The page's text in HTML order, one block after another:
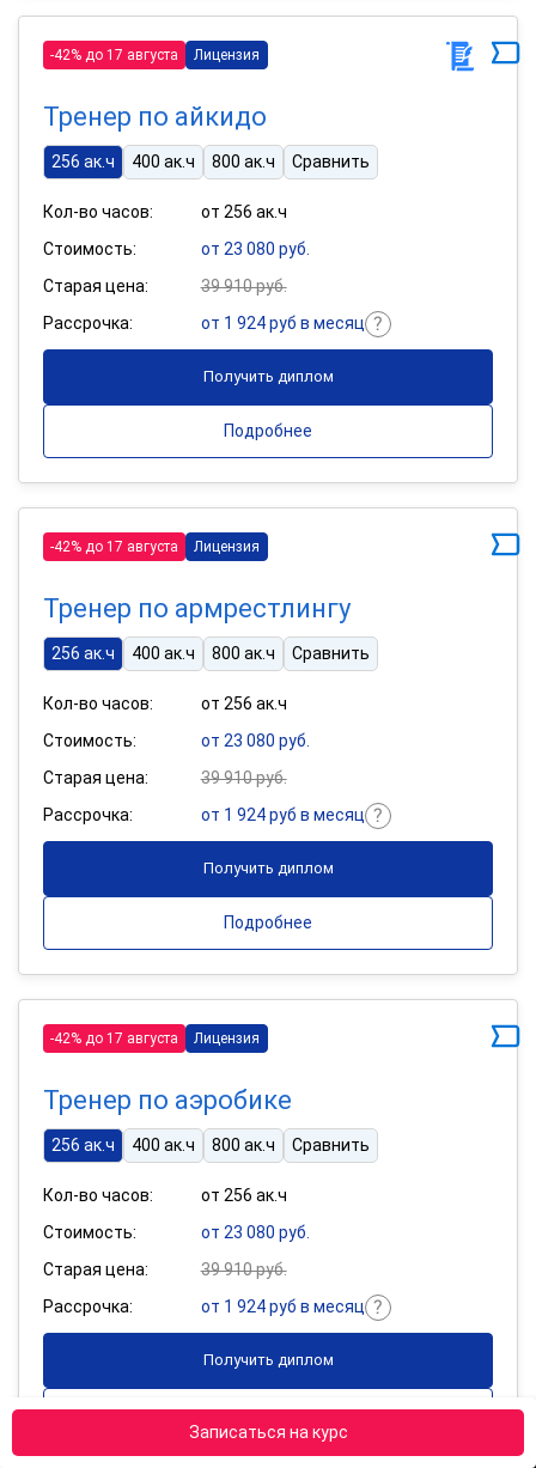
Записаться на курс
-42% до 17 августа Лицензия
Тренер по айкидо
256 ак.ч 400 ак.ч 800 ак.ч Сравнить
Кол-во часов:
от 256 ак.ч
Стоимость:
от 23 080 руб.
Старая цена:
39 910 руб.
Рассрочка:
от 1 924 руб в месяц
Получить диплом
Подробнее
-42% до 17 августа Лицензия
Тренер по армрестлингу
256 ак.ч 400 ак.ч 800 ак.ч Сравнить
Кол-во часов:
от 256 ак.ч
Стоимость:
от 23 080 руб.
Старая цена:
39 910 руб.
Рассрочка:
от 1 924 руб в месяц
Получить диплом
Подробнее
-42% до 17 августа Лицензия
Тренер по аэробике
256 ак.ч 400 ак.ч 800 ак.ч Сравнить
Кол-во часов:
от 256 ак.ч
Стоимость:
от 23 080 руб.
Старая цена:
39 910 руб.
Рассрочка:
от 1 924 руб в месяц
Получить диплом
Подробнее